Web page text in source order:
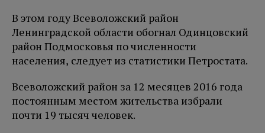
В этом году Всеволожский район
Ленинградской области обогнал Одинцовский
район Подмосковья по численности
населения, следует из статистики Петростата.
Всеволожский район за 12 месяцев 2016 года
постоянным местом жительства избрали
почти 19 тысяч человек.